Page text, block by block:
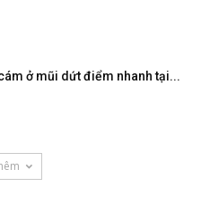
ở mũi dứt điểm nhanh tại...